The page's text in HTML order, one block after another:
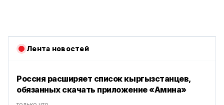
Лента новостей
Россия расширяет список кыргызстанцев,
обязанных скачать приложение «Амина»